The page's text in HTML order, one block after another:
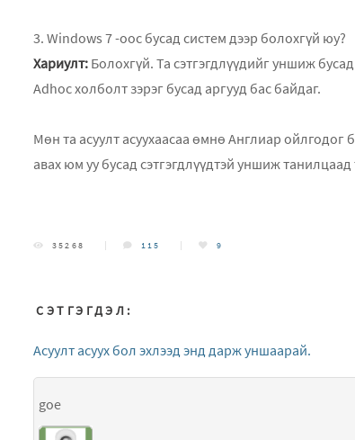
3. Windows 7 -оос бусад систем дээр болохгүй юу?
Хариулт: Болохгүй. Та сэтгэгдлүүдийг уншиж
Adhoc холболт зэрэг бусад аргууд бас байдаг.
Мөн та асуулт асуухаасаа өмнө Англиар ойлгодог
авах юм уу бусад сэтгэгдлүүдтэй уншиж
35268 115 9
СЭТГЭГДЭЛ:
Асуулт асуух бол эхлээд энд дарж уншаарай.
goe